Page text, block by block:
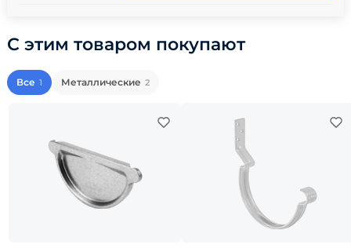
С этим товаром покупают
Все 1 Металлические 2